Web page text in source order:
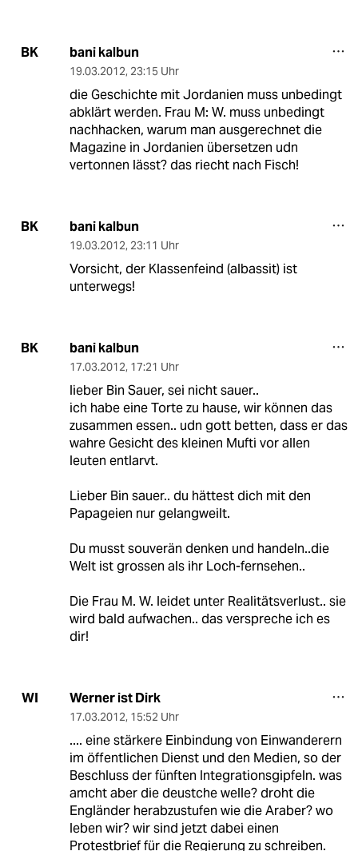
BK bani kalbun
19.03.2012, 23:15 Uhr
die Geschichte mit Jordanien muss unbedingt
abklärt werden. Frau M: W. muss unbedingt
nachhacken, warum man ausgerechnet die
Magazine in Jordanien übersetzen udn
vertonnen lässt? das riecht nach Fisch!
BK bani kalbun
19.03.2012, 23:11 Uhr
Vorsicht, der Klassenfeind (albassit) ist
unterwegs!
BK bani kalbun
17.03.2012, 17:21 Uhr
lieber Bin Sauer, sei nicht sauer..
ich habe eine Torte zu hause, wir können das
zusammen essen.. udn gott betten, dass er das
wahre Gesicht des kleinen Mufti vor allen
leuten entlarvt.
Lieber Bin sauer.. du hättest dich mit den
Papageien nur gelangweilt.
Du musst souverän denken und handeln..die
Welt ist grossen als ihr Loch-fernsehen..
Die Frau M. W. leidet unter Realitätsverlust.. sie
wird bald aufwachen.. das verspreche ich es
dir!
WI Werner ist Dirk
17.03.2012, 15:52 Uhr
.... eine stärkere Einbindung von Einwanderern
im öffentlichen Dienst und den Medien, so der
Beschluss der fünften Integrationsgipfeln. was
amcht aber die deustche welle? droht die
Engländer herabzustufen wie die Araber? wo
leben wir? wir sind jetzt dabei einen
Protestbrief für die Regierung zu schreiben.